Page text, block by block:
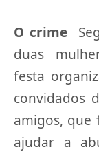
O crime
duas
festa
convidados
amigos, que
ajudar a